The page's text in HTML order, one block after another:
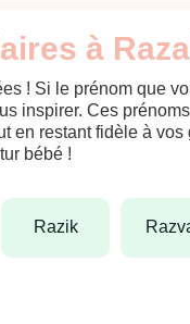
à
! Si le prénom que
inspirer. Ces
en restant fidèle à
bébé !
razik